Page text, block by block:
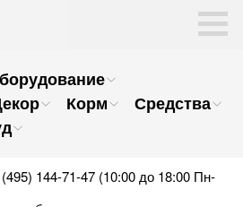
Корм
Средства
144-71-47 (10:00 до 18:00 Пн-